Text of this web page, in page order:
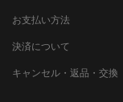
お支払い方法
決済について
キャンセル・返品・交換